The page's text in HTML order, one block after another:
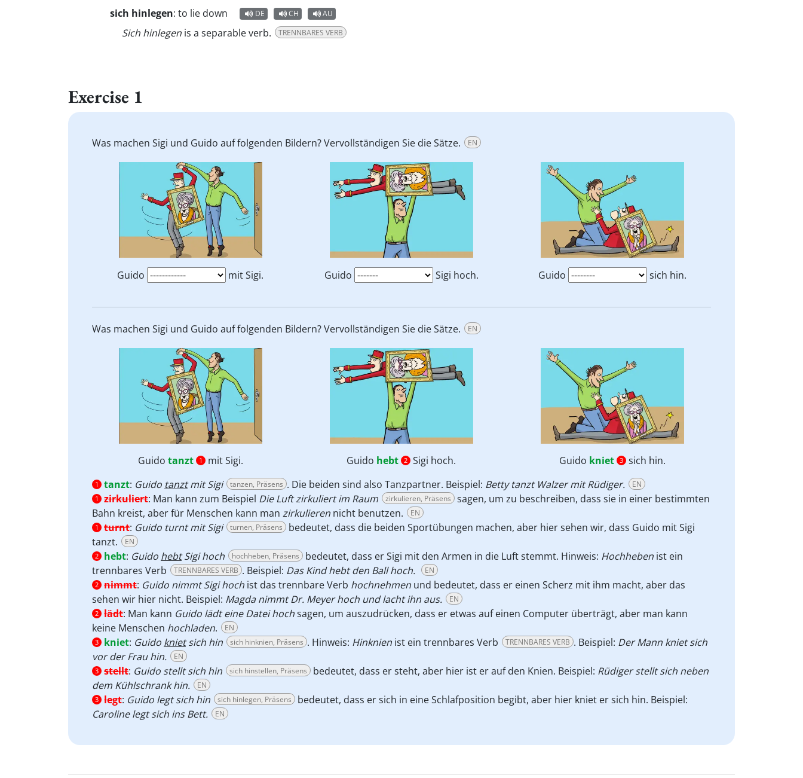
sich hinlegen: to lie down DE CH AU
Sich hinlegen is a separable verb. TRENNBARES VERB
Exercise 1
Was machen Sigi und Guido auf folgenden Bildern? Vervollständigen Sie die Sätze. EN
Guido mit Sigi. Guido Sigi hoch. Guido sich hin.
Was machen Sigi und Guido auf folgenden Bildern? Vervollständigen Sie die Sätze. EN
Guido tanzt 1 mit Sigi. Guido hebt 2 Sigi hoch. Guido kniet 3 sich hin.
1 tanzt: Guido tanztmit Sigi tanzen, Präsens . Die beiden sind also Tanzpartner. Beispiel: Betty tanzt Walzer mit Rüdiger. EN
1 zirkuliert: Man kann zum Beispiel Die Luft zirkuliert im Raum zirkulieren, Präsens
sagen, um zu beschreiben, dass sie in einer bestimmten
Bahn kreist, aber für Menschen kann man zirkulieren nicht benutzen. EN
1 turnt: Guido turnt mit Sigi turnen, Präsens
bedeutet, dass die beiden Sportübungen machen, aber hier sehen wir, dass Guido mit Sigi
tanzt.
EN
2 hebt: Guido hebtSigi hoch hochheben, Präsens bedeutet, dass er Sigi mit den Armen in die Luft stemmt. Hinweis: Hochheben ist ein
trennbares Verb
TRENNBARES VERB . Beispiel: Das Kind hebt den Ball hoch. EN
2 nimmt: Guido nimmt Sigi hoch ist das trennbare Verb hochnehmen und bedeutet, dass er einen Scherz mit ihm macht, aber das
sehen wir hier nicht. Beispiel: Magda nimmt Dr. Meyer hoch und lacht ihn aus. EN
2 lädt: Man kann Guido lädt eine Datei hochsagen, um auszudrücken, dass er etwas auf einen Computer überträgt, aber man kann
keine Menschen hochladen. EN
3 kniet: Guido knietsich hin sich hinknien, Präsens . Hinweis: Hinknien ist ein trennbares Verb TRENNBARES VERB . Beispiel: Der Mann kniet sich
vor der Frau hin.
EN
3 stellt: Guido stellt sich hin sich hinstellen, Präsens bedeutet, dass er steht, aber hier ist er auf den Knien. Beispiel: Rüdiger stellt sich neben
dem Kühlschrank hin.
EN
3 legt: Guido legt sich hin sich hinlegen, Präsens
bedeutet, dass er sich in eine Schlafposition begibt, aber hier kniet er sich hin. Beispiel:
Caroline legt sich ins Bett.
EN